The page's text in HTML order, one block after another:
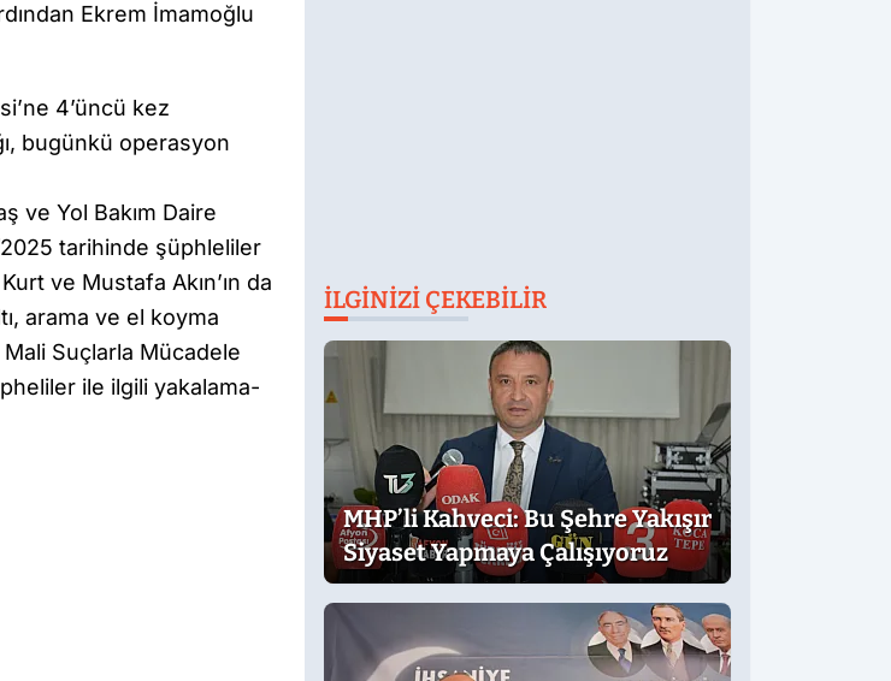
Ekrem İmamoğlu
4’üncü kez
bugünkü operasyon
ve Yol Bakım Daire
tarihinde şüphleliler
ve Mustafa Akın’ın da
arama ve el koyma
Suçlarla Mücadele
ile ilgili yakalama-
İLGINIZI ÇEKEBILIR
MHP’li Kahveci: Bu Şehre Yakışır
Siyaset Yapmaya Çalışıyoruz